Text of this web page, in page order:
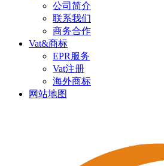
公司简介
联系我们
商务合作
Vat&商标
EPR服务
Vat注册
海外商标
网站地图